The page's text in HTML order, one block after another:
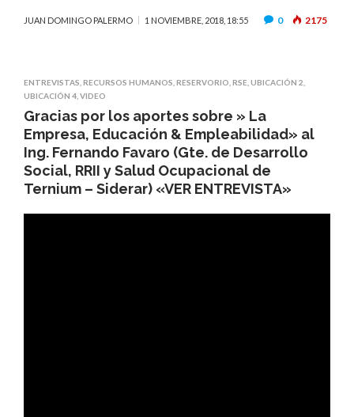
JUAN DOMINGO PALERMO 1 NOVIEMBRE, 2018, 18:55 0 2175
ENTREVISTAS RECURSOS HUMANOS RESERVORIO RSE UBICACIÓN 2
UBICACIÓN 4 VIDEO
Gracias por los aportes sobre » La
Empresa, Educación & Empleabilidad» al
Ing. Fernando Favaro (Gte. de Desarrollo
Social, RRII y Salud Ocupacional de
Ternium – Siderar) «VER ENTREVISTA»